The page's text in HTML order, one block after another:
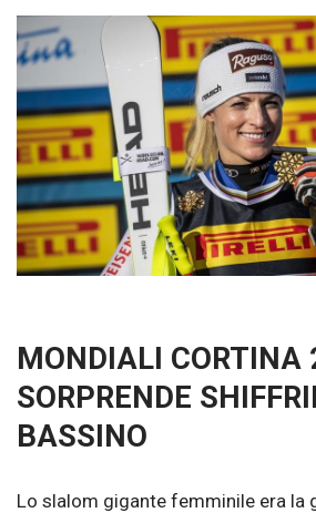
MONDIALI CORTINA
SORPRENDE
BASSINO
Lo slalom gigante femminile era la